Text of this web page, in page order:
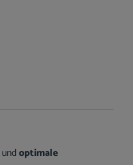
undoptimale